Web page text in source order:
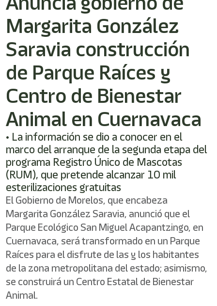
Margarita González
Saravia construcción
de Parque Raíces y
Centro de Bienestar
Animal en Cuernavaca
• La información se dio a conocer en el
marco del arranque de la segunda etapa del
programa Registro Único de Mascotas
(RUM), que pretende alcanzar 10 mil
esterilizaciones gratuitas
El Gobierno de Morelos, que encabeza
Margarita González Saravia, anunció que el
Parque Ecológico San Miguel Acapantzingo, en
Cuernavaca, será transformado en un Parque
Raíces para el disfrute de las y los habitantes
de la zona metropolitana del estado; asimismo,
se construirá un Centro Estatal de Bienestar
Animal.